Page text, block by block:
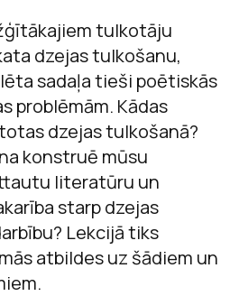
tulkotāju
dzejas tulkošanu,
sadaļa tieši poētiskās
problēmām. Kādas
dzejas tulkošanā?
konstruē mūsu
literatūru un
starp dzejas
Lekcijā tiks
atbildes uz šādiem un